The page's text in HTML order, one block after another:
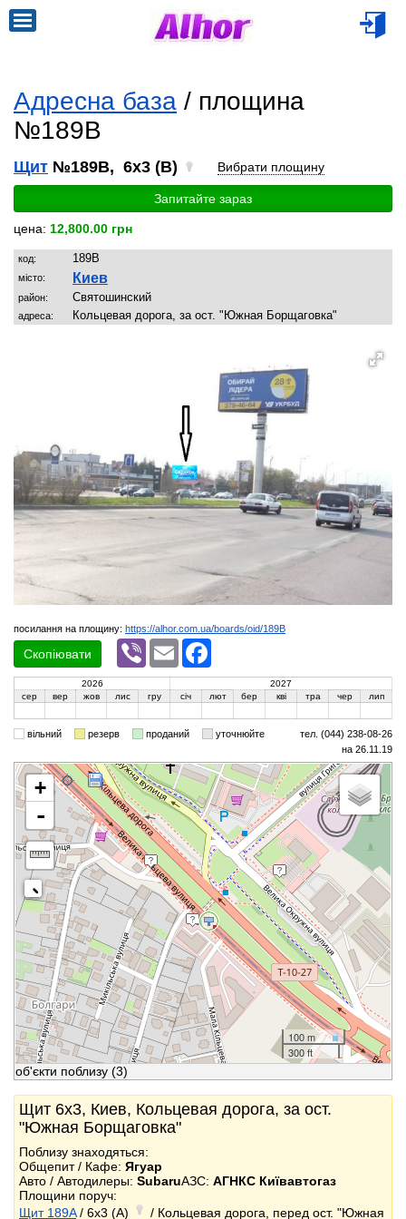
Адресна база / площина
№189B
Щит №189B, 6x3 (B) Вибрати площину
Запитайте зараз
цена: 12,800.00 грн
код: 189B
місто: Киев
район: Святошинский
адреса: Кольцевая дорога, за ост. "Южная Борщаговка"
посилання на площину: https://alhor.com.ua/boards/oid/189B
Скопіювати
Viber Email
2026
2027
сер
вер жов лис гру січ лют бер кві тра чер лип
вільний резерв проданий уточнюйте
тел. (044) 238-08-26
на 26.11.19
+
-
100 m
300 ft
об'єкти поблизу (3)
Щит 6x3, Киев, Кольцевая дорога, за ост.
"Южная Борщаговка"
Поблизу знаходяться:
Общепит / Кафе: Ягуар
Авто / Автодилеры: SubaruАЗС: АГНКС Київавтогаз
Площини поруч:
Щит 189A/ 6x3 (A) / Кольцевая дорога, перед ост. "Южная